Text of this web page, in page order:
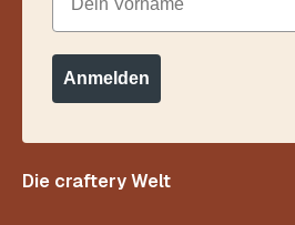
Die craftery Welt
Anmelden